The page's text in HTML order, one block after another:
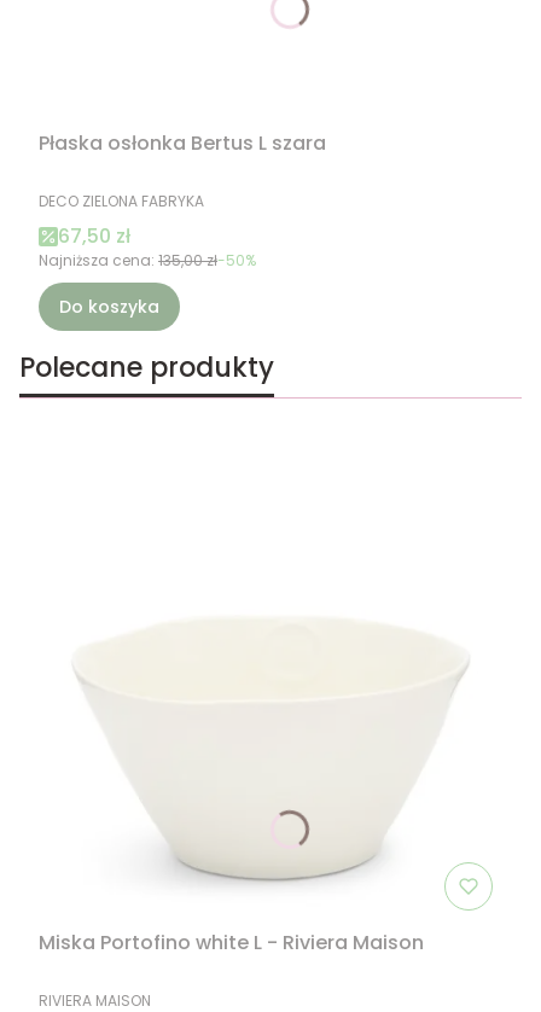
Płaska osłonka Bertus L szara
PRODUCENT
DECO ZIELONA FABRYKA
Cena promocyjna
67,50 zł
Najniższa cena: 135,00 zł-50%
Do koszyka
Polecane produkty
Miska Portofino white L - Riviera Maison
PRODUCENT
RIVIERA MAISON